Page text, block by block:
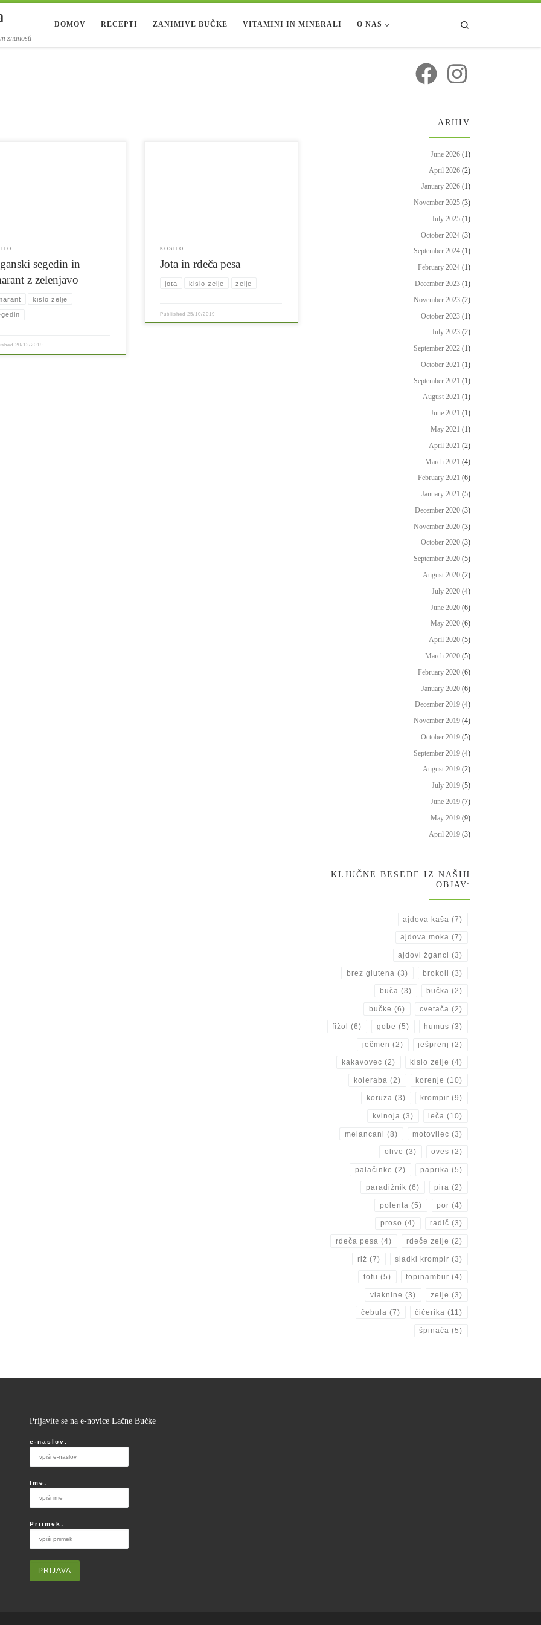
znanosti
DOMOV RECEPTI ZANIMIVE BUČKE VITAMINI IN MINERALI O NAS
segedin in
z zelenjavo
kislo zelje
20/12/2019
KOSILO
Jota in rdeča pesa
jota kislo zelje zelje
Published25/10/2019
ARHIV
June 2026 (1)
April 2026 (2)
January 2026 (1)
November 2025 (3)
July 2025 (1)
October 2024 (3)
September 2024 (1)
February 2024 (1)
December 2023 (1)
November 2023 (2)
October 2023 (1)
July 2023 (2)
September 2022 (1)
October 2021 (1)
September 2021 (1)
August 2021 (1)
June 2021 (1)
May 2021 (1)
April 2021 (2)
March 2021 (4)
February 2021 (6)
January 2021 (5)
December 2020 (3)
November 2020 (3)
October 2020 (3)
September 2020 (5)
August 2020 (2)
July 2020 (4)
June 2020 (6)
May 2020 (6)
April 2020 (5)
March 2020 (5)
February 2020 (6)
January 2020 (6)
December 2019 (4)
November 2019 (4)
October 2019 (5)
September 2019 (4)
August 2019 (2)
July 2019 (5)
June 2019 (7)
May 2019 (9)
April 2019 (3)
KLJUČNE BESEDE IZ NAŠIH
OBJAV:
ajdova kaša (7)
ajdova moka (7)
ajdovi žganci (3)
brez glutena (3) brokoli (3)
buča (3) bučka (2)
bučke (6) cvetača (2)
fižol (6) gobe (5) humus (3)
ječmen (2) ješprenj (2)
kakavovec (2) kislo zelje (4)
koleraba (2) korenje (10)
koruza (3) krompir (9)
kvinoja (3) leča (10)
melancani (8) motovilec (3)
olive (3) oves (2)
palačinke (2) paprika (5)
paradižnik (6) pira (2)
polenta (5) por (4)
proso (4) radič (3)
rdeča pesa (4) rdeče zelje (2)
riž (7) sladki krompir (3)
tofu (5) topinambur (4)
vlaknine (3) zelje (3)
čebula (7) čičerika (11)
špinača (5)
Prijavite se na e-novice Lačne Bučke
e-naslov:
Ime:
Priimek: